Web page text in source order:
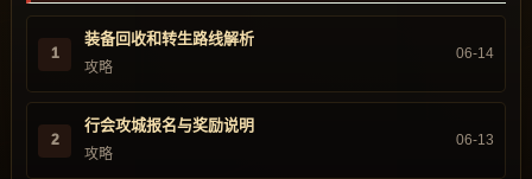
1
装备回收和转生路线解析
攻略
06-14
2
行会攻城报名与奖励说明
攻略
06-13